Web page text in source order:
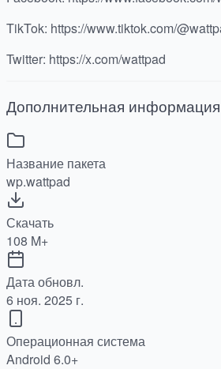
TikTok: https://www.tiktok.com/
Twitter: https://x.com/wattpad
Дополнительная информация
Название пакета
wp.wattpad
Скачать
108 M+
Дата обновл.
6 ноя. 2025 г.
Операционная система
Android 6.0+